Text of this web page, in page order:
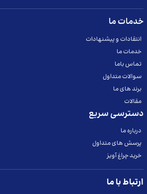
خدمات ما
انتقادات و پیشنهادات
خدمات ما
تماس باما
سوالات متداول
برند های ما
مقالات
دسترسی سریع
درباره ما
پرسش های متداول
خرید چراغ آویز
ارتباط با ما